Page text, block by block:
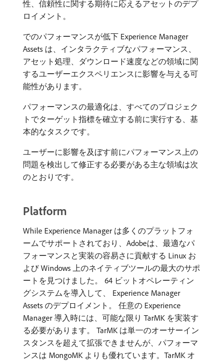
性、信頼性に関する期待に応えるアセットのデプ
ロイメント。
でのパフォーマンスが低下 Experience Manager
Assets は、インタラクティブなパフォーマンス、
アセット処理、ダウンロード速度などの領域に関
するユーザーエクスペリエンスに影響を与える可
能性があります。
パフォーマンスの最適化は、すべてのプロジェク
トでターゲット指標を確立する前に実行する、基
本的なタスクです。
ユーザーに影響を及ぼす前にパフォーマンス上の
問題を検出して修正する必要がある主な領域は次
のとおりです。
Platform
While Experience Manager は多くのプラットフォ
ームでサポートされており、Adobeは、最適なパ
フォーマンスと実装の容易さに貢献する Linux お
よび Windows 上のネイティブツールの最大のサポ
ートを見つけました。 64 ビットオペレーティン
グシステムを導入して、 Experience Manager
Assets のデプロイメント。 任意の Experience
Manager 導入時には、可能な限り TarMK を実装す
る必要があります。 TarMK は単一のオーサーイン
スタンスを超えて拡張できませんが、パフォーマ
ンスは MongoMK よりも優れています。TarMK オ